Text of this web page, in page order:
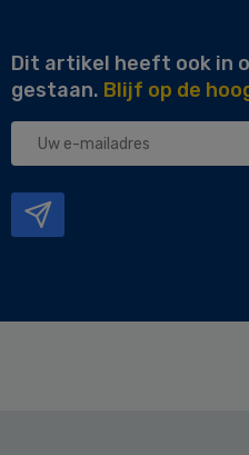
Dit artikel heeft ook in
gestaan. Blijf op de
Uw